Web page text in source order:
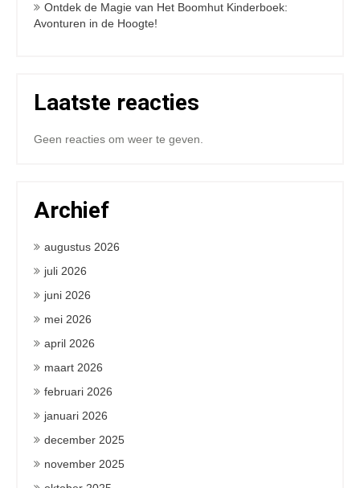
Ontdek de Magie van Het Boomhut Kinderboek:
Avonturen in de Hoogte!
Laatste reacties
Geen reacties om weer te geven.
Archief
augustus 2026
juli 2026
juni 2026
mei 2026
april 2026
maart 2026
februari 2026
januari 2026
december 2025
november 2025